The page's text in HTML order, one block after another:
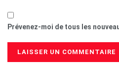
Prévenez-moi de tous les